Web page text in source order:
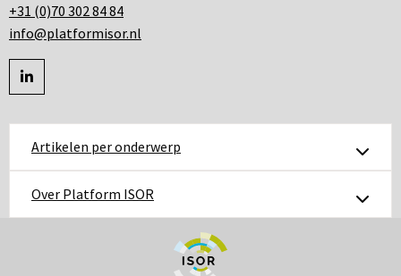
Artikelen per onderwerp
Over Platform ISOR
+31 (0)70 302 84 84
info@platformisor.nl
Ga
linkedin